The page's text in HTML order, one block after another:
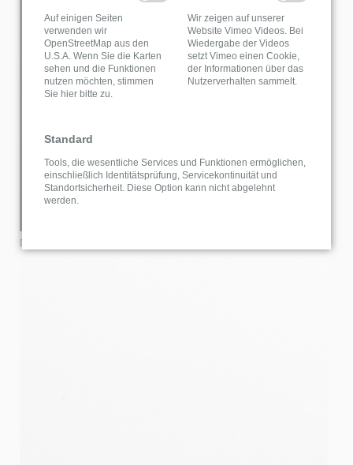
Dekor A05.5.
Auf einigen Seiten
verwenden wir
OpenStreetMap aus den
U.S.A. Wenn Sie die Karten
sehen und die Funktionen
nutzen möchten, stimmen
Sie hier bitte zu.
Wir zeigen auf unserer
Website Vimeo Videos. Bei
Wiedergabe der Videos
setzt Vimeo einen Cookie,
der Informationen über das
Nutzerverhalten sammelt.
Standard
Tools, die wesentliche Services und Funktionen ermöglichen,
einschließlich Identitätsprüfung, Servicekontinuität und
Standortsicherheit. Diese Option kann nicht abgelehnt
werden.